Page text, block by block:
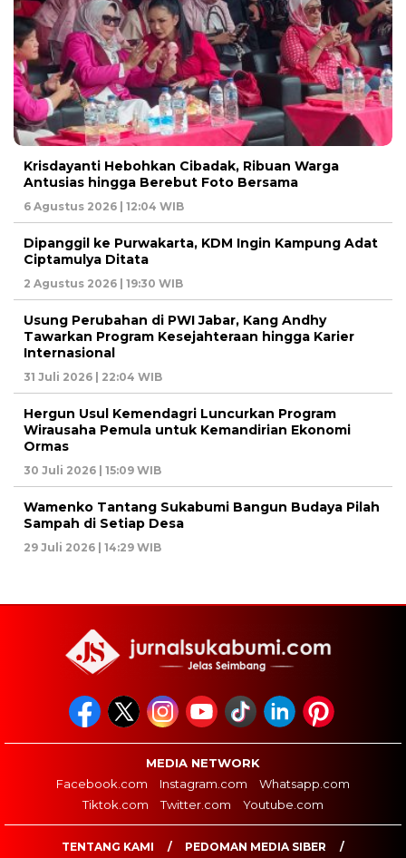
Krisdayanti Hebohkan Cibadak, Ribuan Warga
Antusias hingga Berebut Foto Bersama
6 Agustus 2026 | 12:04 WIB
Dipanggil ke Purwakarta, KDM Ingin Kampung Adat
Ciptamulya Ditata
2 Agustus 2026 | 19:30 WIB
Usung Perubahan di PWI Jabar, Kang Andhy
Tawarkan Program Kesejahteraan hingga Karier
Internasional
31 Juli 2026 | 22:04 WIB
Hergun Usul Kemendagri Luncurkan Program
Wirausaha Pemula untuk Kemandirian Ekonomi
Ormas
30 Juli 2026 | 15:09 WIB
Wamenko Tantang Sukabumi Bangun Budaya Pilah
Sampah di Setiap Desa
29 Juli 2026 | 14:29 WIB
MEDIA NETWORK
Facebook.com
Instagram.com
Whatsapp.com
Tiktok.com
Twitter.com Youtube.com
TENTANG KAMI PEDOMAN MEDIA SIBER